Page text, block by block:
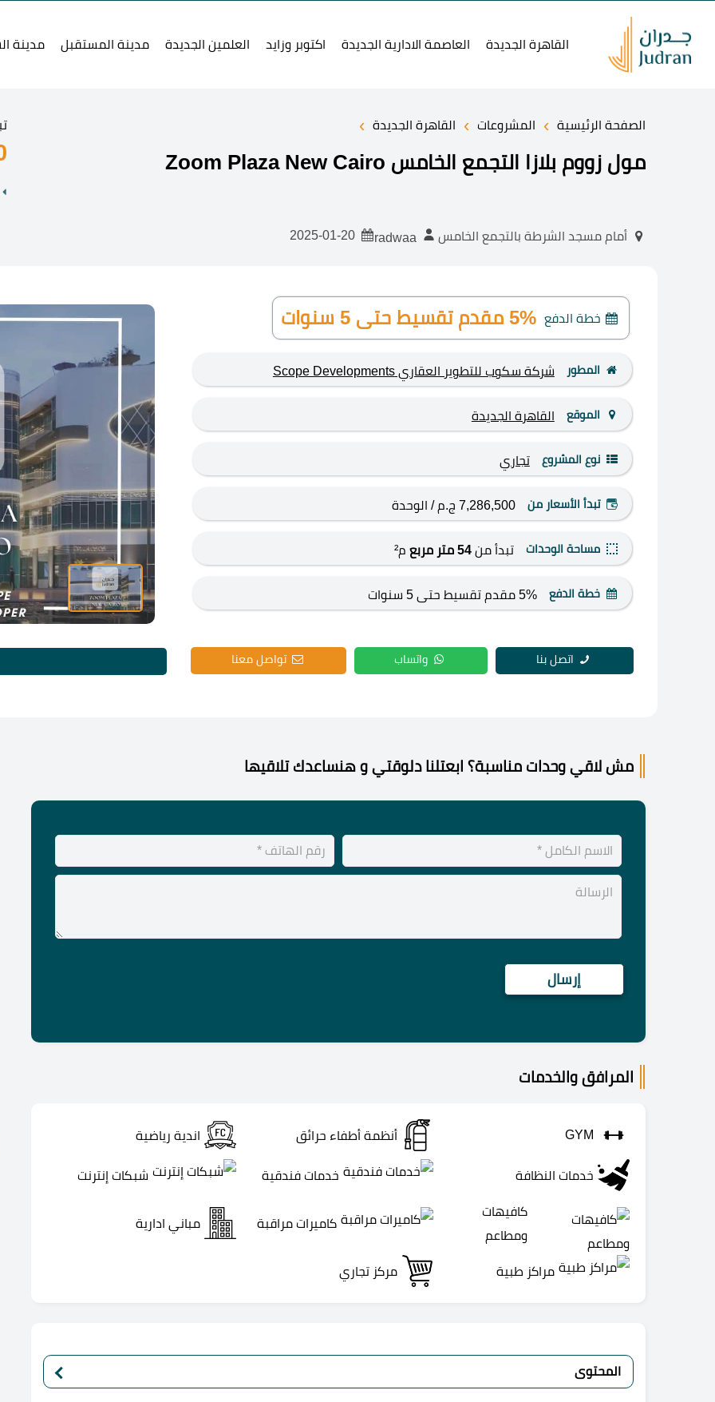
القاهرة الجديدة العاصمة الادارية الجديدة اكتوبر وزايد العلمين الجديدة مدينة المستقبل مدينة
الصفحة الرئيسية › المشروعات › القاهرة الجديدة ›
مول زووم بلازا التجمع الخامس Zoom Plaza New Cairo
أمام مسجد الشرطة بالتجمع الخامس
خطة الدفع 5% مقدم تقسيط حتى 5 سنوات
المطور شركة سكوب للتطوير العقاري Scope Developments
الموقع القاهرة الجديدة
نوع المشروع تجاري
تبدأ الأسعار من 7,286,500 ج.م / الوحدة
مساحة الوحدات تبدأ من54 متر مربع م²
خطة الدفع 5% مقدم تقسيط حتى 5 سنوات
اتصل بنا واتساب تواصل معنا
مش لاقي وحدات مناسبة؟ ابعتلنا دلوقتي و هنساعدك تلاقيها
المرافق والخدمات
GYM أنظمة أطفاء حرائق اندية رياضية
خدمات النظافة خدمات فندقية شبكات إنترنت
كافيهات
ومطاعم
كاميرات مراقبة مباني ادارية
مراكز طبية مركز تجاري
المحتوى